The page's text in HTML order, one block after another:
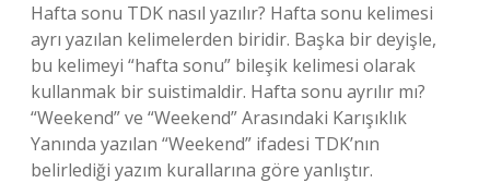
Hafta sonu TDK nasıl yazılır? Hafta sonu kelimesi
ayrı yazılan kelimelerden biridir. Başka bir deyişle,
bu kelimeyi “hafta sonu” bileşik kelimesi olarak
kullanmak bir suistimaldir. Hafta sonu ayrılır mı?
“Weekend” ve “Weekend” Arasındaki Karışıklık
Yanında yazılan “Weekend” ifadesi TDK’nın
belirlediği yazım kurallarına göre yanlıştır.